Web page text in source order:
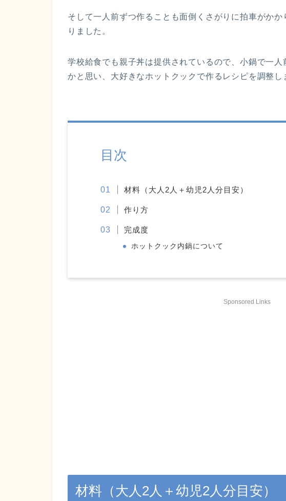
そして一人前ずつ作ることも面倒くさがりに拍車がか
りました。
学校給食でも親子丼は提供されているので、小鍋で一
かと思い、大好きなホットクックで作るレシピを調整し
目次
材料（大人2人＋幼児2人分目安）
作り方
完成度
ホットクック内鍋について
Sponsored Links
材料（大人2人＋幼児2人分目安）